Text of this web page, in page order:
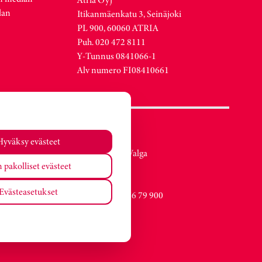
evästeet
pakolliset evästeet
Itikanmäenkatu 3, Seinäjoki
PL 900, 60060 ATRIA
Puh. 020 472 8111
Y-Tunnus 0841066-1
Alv numero FI08410661
Atria Viro
Metsa str. 19, Valga
Estonia
Vaihde +372 76 79 900